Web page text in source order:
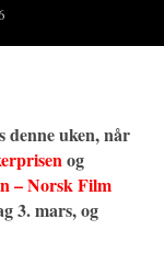
denne uken, når
og
– Norsk Film
3. mars, og